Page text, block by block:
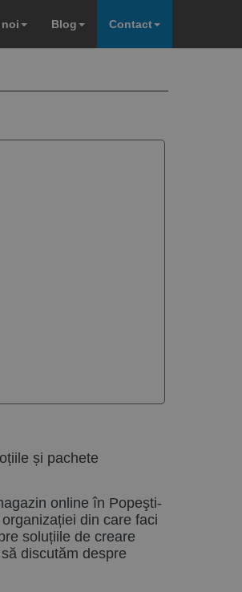
noi Blog Contact
și pachete
online în Popeşti-
din care faci
soluțiile de creare
discutăm despre